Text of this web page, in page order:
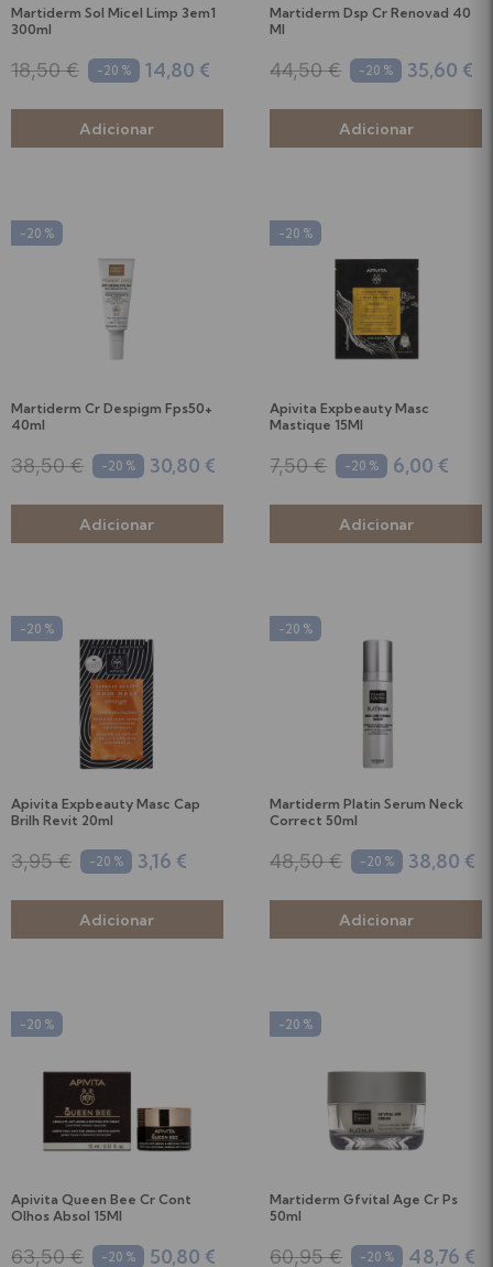
Martiderm Sol Micel Limp 3em1
300ml
18,50 € -20 % 14,80 €
Martiderm Dsp Cr Renovad 40
Ml
44,50 € -20 % 35,60 €
-20 %
Martiderm Cr Despigm Fps50+
40ml
38,50 € -20 % 30,80 €
-20 %
Apivita Expbeauty Masc
Mastique 15Ml
7,50 € -20 % 6,00 €
-20 %
Apivita Expbeauty Masc Cap
Brilh Revit 20ml
3,95 € -20 % 3,16 €
-20 %
Martiderm Platin Serum Neck
Correct 50ml
48,50 € -20 % 38,80 €
-20 %
Apivita Queen Bee Cr Cont
Olhos Absol 15Ml
63,50 € -20 % 50,80 €
-20 %
Martiderm Gfvital Age Cr Ps
50ml
60,95 € -20 % 48,76 €